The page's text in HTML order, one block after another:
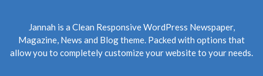
Jannah is a Clean Responsive WordPress Newspaper,
Magazine, News and Blog theme. Packed with options that
allow you to completely customize your website to your needs.